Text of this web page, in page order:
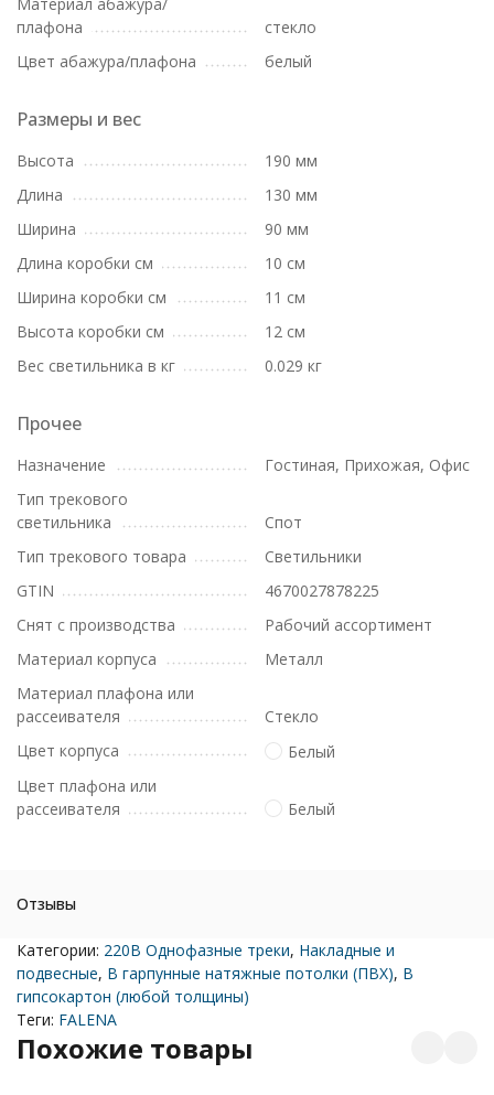
плафона
стекло
Цвет абажура/плафона
белый
Размеры и вес
Высота
190 мм
Длина
130 мм
Ширина
90 мм
Длина коробки см
10 см
Ширина коробки см
11 см
Высота коробки см
12 см
Вес светильника в кг
0.029 кг
Прочее
Назначение
Гостиная, Прихожая, Офис
Тип трекового
светильника
Спот
Тип трекового товара
Светильники
GTIN
4670027878225
Снят с производства
Рабочий ассортимент
Материал корпуса
Металл
Материал плафона или
рассеивателя
Стекло
Цвет корпуса
Белый
Цвет плафона или
рассеивателя
Белый
Отзывы
Категории: 220В Однофазные треки, Накладные и
подвесные, В гарпунные натяжные потолки (ПВХ), В
гипсокартон (любой толщины)
Теги: FALENA
Похожие товары